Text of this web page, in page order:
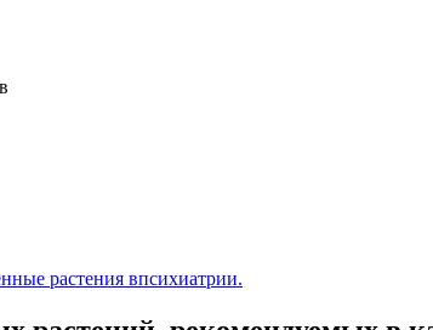
растения впсихиатрии.